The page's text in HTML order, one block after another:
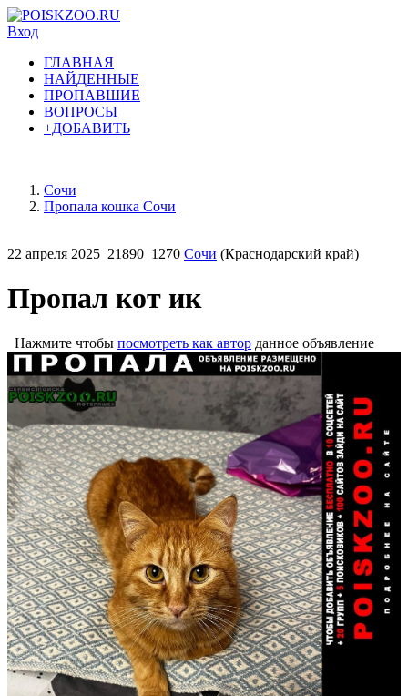
Вход
ГЛАВНАЯ
НАЙДЕННЫЕ
ПРОПАВШИЕ
ВОПРОСЫ
+ДОБАВИТЬ
Сочи
Пропала кошка Сочи
22 апреля 2025 21890 1270 Сочи (Краснодарский край)
Пропал кот ик
Нажмите чтобы посмотреть как автор данное объявление